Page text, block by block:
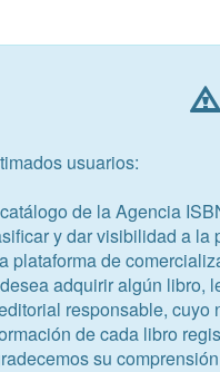
13 - 15
usuarios:
de la Agencia
y dar visibilidad a la
plataforma de
adquirir algún libro,
responsable, cuyo
de cada libro
su